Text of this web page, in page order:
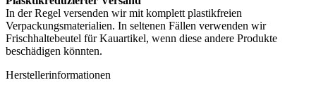
In der Regel versenden wir mit komplett plastikfreien
Verpackungsmaterialien. In seltenen Fällen verwenden wir
Frischhaltebeutel für Kauartikel, wenn diese andere Produkte
beschädigen könnten.
Herstellerinformationen